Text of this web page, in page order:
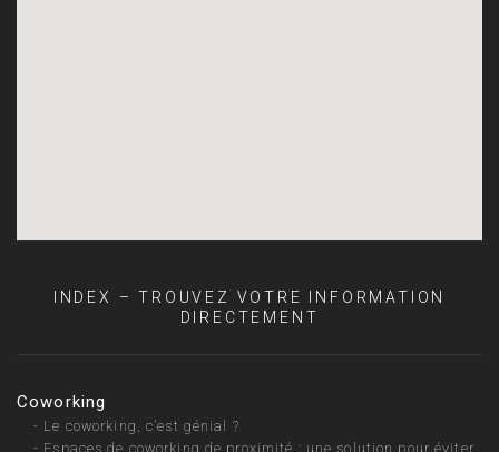
INDEX – TROUVEZ VOTRE INFORMATION
DIRECTEMENT
Coworking
- Le coworking, c’est génial ?
- Espaces de coworking de proximité : une solution pour éviter